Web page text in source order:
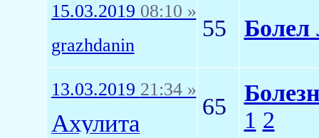
15.03.2019 08:10 »
grazhdanin
55 Болел
13.03.2019 21:34 »
Ахулита
65
1 2